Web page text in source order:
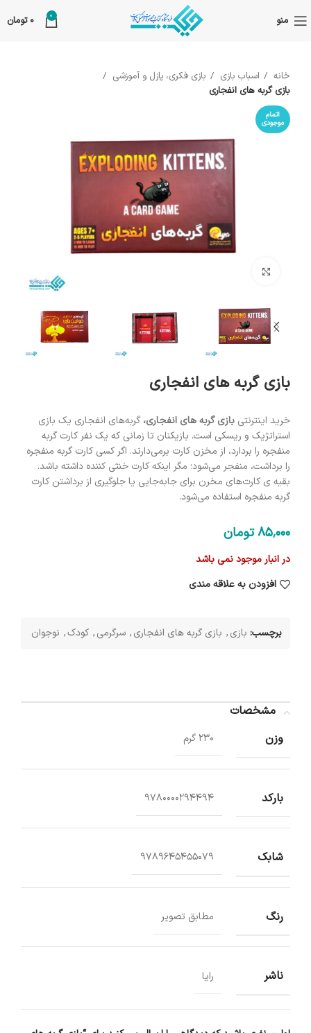
منو 0
0 تومان
خانه اسباب بازی
بازی فکری، پازل و آموزشی
بازی گربه های انفجاری
اتمام
موجودی
بازی گربه های انفجاری
خرید اینترنتی بازی گربه های انفجاری، گربه‌های انفجاری یک بازی
استراتژیک و ریسکی است. بازیکنان تا زمانی که یک نفر کارت گربه
منفجره را بردارد، از مخزن کارت بر‌می‌دارند. اگر کسی کارت گربه منفجره
را برداشت، منفجر می‌شود؛ مگر اینکه کارت خنثی کننده داشته باشد.
بقیه ی کارت‌های مخرن برای جابه‌جایی یا جلوگیری از برداشتن کارت
گربه منفجره استفاده می‌شود.
85٬000تومان
در انبار موجود نمی باشد
افزودن به علاقه مندی
برچسب: بازی, بازی گربه های انفجاری, سرگرمی, کودک, نوجوان
مشخصات
وزن
230 گرم
بارکد 9780000294494
شابک 9789645455079
رنگ مطابق تصویر
ناشر رایا